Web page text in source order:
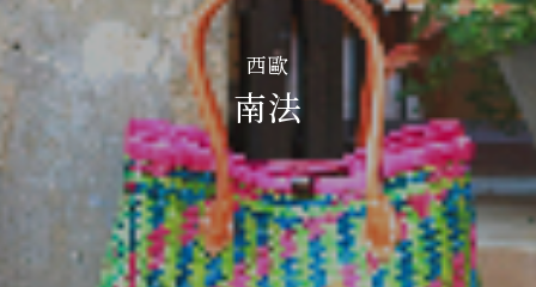
西歐
南法